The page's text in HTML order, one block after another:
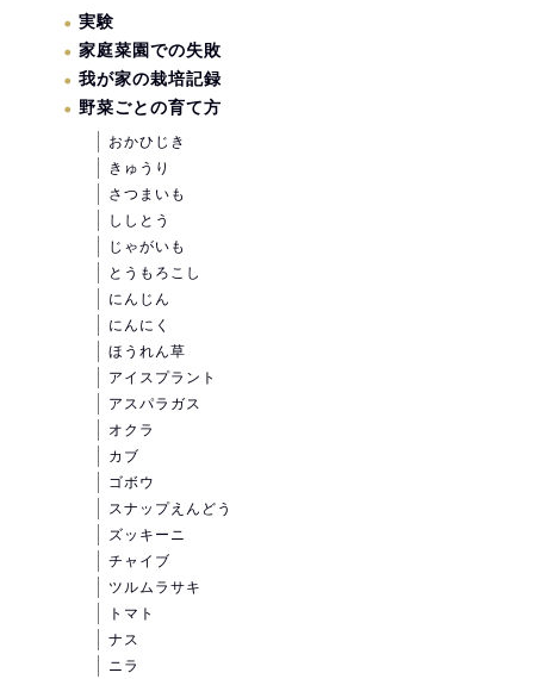
実験
家庭菜園での失敗
我が家の栽培記録
野菜ごとの育て方
おかひじき
きゅうり
さつまいも
ししとう
じゃがいも
とうもろこし
にんじん
にんにく
ほうれん草
アイスプラント
アスパラガス
オクラ
カブ
ゴボウ
スナップえんどう
ズッキーニ
チャイブ
ツルムラサキ
トマト
ナス
ニラ